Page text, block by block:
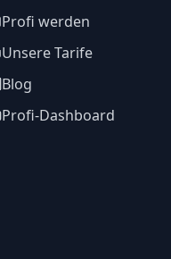
Profi werden
Unsere Tarife
Blog
Profi-Dashboard